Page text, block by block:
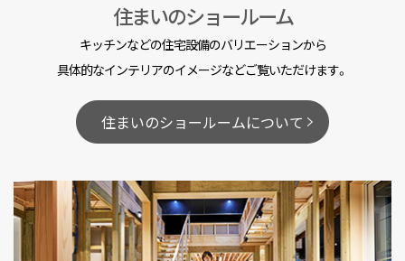
住まいのショールーム
キッチンなどの住宅設備のバリエーションから
具体的なインテリアのイメージなどご覧いただけます。
住まいのショールームについて